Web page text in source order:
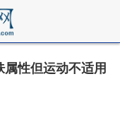
性但运动不适用